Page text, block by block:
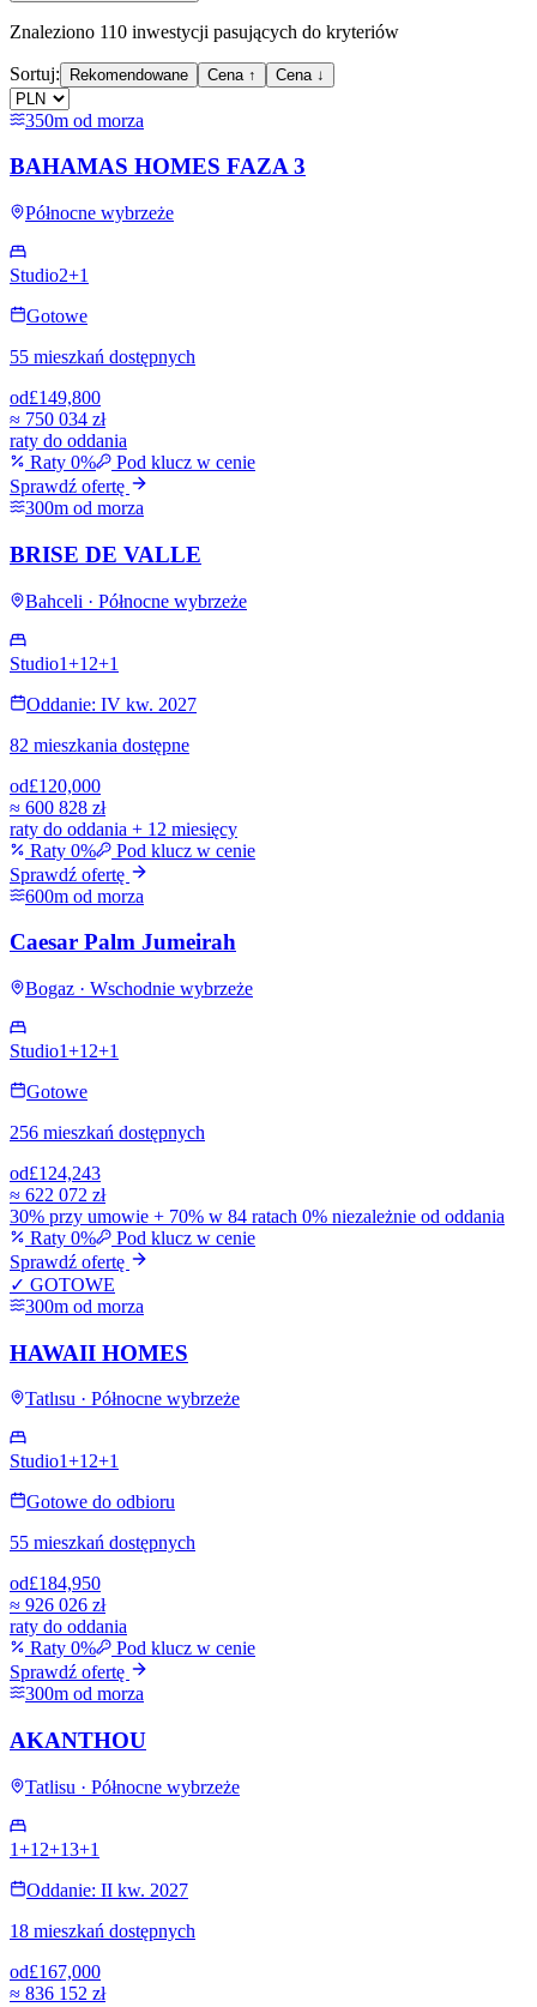
Znaleziono 110 inwestycji pasujących do kryteriów
Sortuj: Rekomendowane Cena ↑ Cena ↓
350m od morza
BAHAMAS HOMES FAZA 3
Północne wybrzeże
Studio2+1
Gotowe
55 mieszkań dostępnych
od£149,800
≈ 750 034 zł
raty do oddania
Raty 0%
Pod klucz w cenie
Sprawdź ofertę
300m od morza
BRISE DE VALLE
Bahceli · Północne wybrzeże
Studio1+1 2+1
Oddanie: IV kw. 2027
82 mieszkania dostępne
od£120,000
≈ 600 828 zł
raty do oddania + 12 miesięcy
Raty 0%
Pod klucz w cenie
Sprawdź ofertę
600m od morza
Caesar Palm Jumeirah
Bogaz · Wschodnie wybrzeże
Studio1+1 2+1
Gotowe
256 mieszkań dostępnych
od£124,243
≈ 622 072 zł
30% przy umowie + 70% w 84 ratach 0% niezależnie od oddania
Raty 0%
Pod klucz w cenie
Sprawdź ofertę
✓ GOTOWE
300m od morza
HAWAII HOMES
Tatlısu · Północne wybrzeże
Studio1+1 2+1
Gotowe do odbioru
55 mieszkań dostępnych
od£184,950
≈ 926 026 zł
raty do oddania
Raty 0%
Pod klucz w cenie
Sprawdź ofertę
300m od morza
AKANTHOU
Tatlisu · Północne wybrzeże
1+1 2+13+1
Oddanie: II kw. 2027
18 mieszkań dostępnych
od£167,000
≈ 836 152 zł